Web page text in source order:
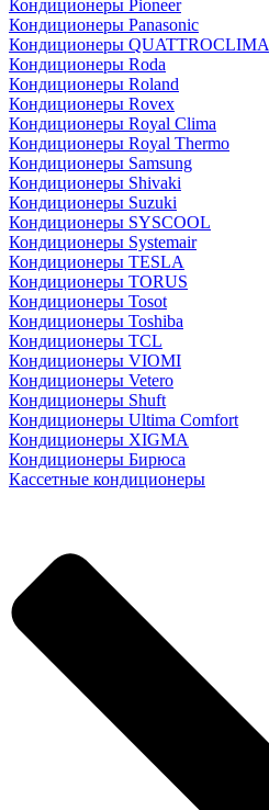
Кондиционеры Pioneer
Кондиционеры Panasonic
Кондиционеры QUATTROCLIMA
Кондиционеры Roda
Кондиционеры Roland
Кондиционеры Rovex
Кондиционеры Royal Clima
Кондиционеры Royal Thermo
Кондиционеры Samsung
Кондиционеры Shivaki
Кондиционеры Suzuki
Кондиционеры SYSCOOL
Кондиционеры Systemair
Кондиционеры TESLA
Кондиционеры TORUS
Кондиционеры Tosot
Кондиционеры Toshiba
Кондиционеры TCL
Кондиционеры VIOMI
Кондиционеры Vetero
Кондиционеры Shuft
Кондиционеры Ultima Comfort
Кондиционеры XIGMA
Кондиционеры Бирюса
Кассетные кондиционеры